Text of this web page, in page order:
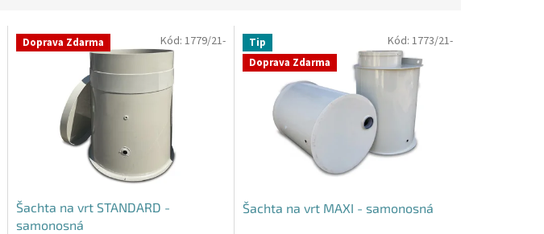
Doprava Zdarma
Šachta na vrt STANDARD -
samonosná
Kód: 1779/21-
Tip
Doprava Zdarma
Šachta na vrt MAXI - samonosná
Kód: 1773/21-